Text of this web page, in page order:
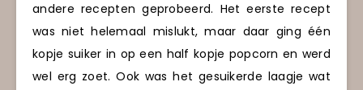
andere recepten geprobeerd. Het eerste recept
was niet helemaal mislukt, maar daar ging één
kopje suiker in op een half kopje popcorn en werd
wel erg zoet. Ook was het gesuikerde laagje wat